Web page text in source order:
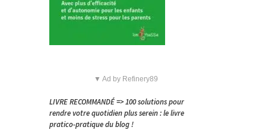
▼ Ad by Refinery89
LIVRE RECOMMANDÉ => 100 solutions pour
rendre votre quotidien plus serein : le livre
pratico-pratique du blog !